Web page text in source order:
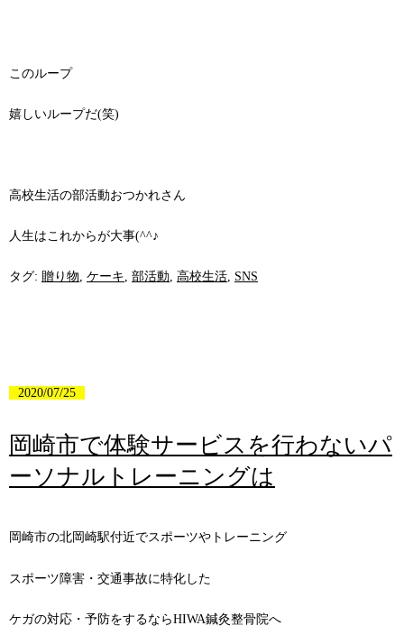
このループ
嬉しいループだ(笑)
高校生活の部活動おつかれさん
人生はこれからが大事(^^♪
タグ: 贈り物, ケーキ, 部活動, 高校生活, SNS
2020/07/25
岡崎市で体験サービスを行わないパ
ーソナルトレーニングは
岡崎市の北岡崎駅付近でスポーツやトレーニング
スポーツ障害・交通事故に特化した
ケガの対応・予防をするならHIWA鍼灸整骨院へ